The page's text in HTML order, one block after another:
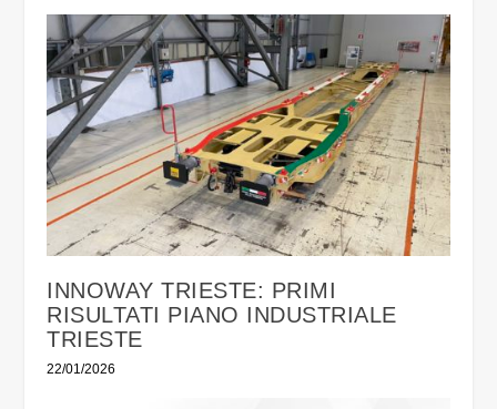
INNOWAY TRIESTE: PRIMI
RISULTATI PIANO INDUSTRIALE
TRIESTE
22/01/2026